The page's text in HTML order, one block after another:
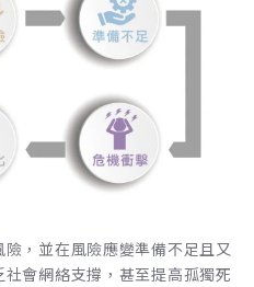
，並在風險應變準備不足且又
會網絡支撐，甚至提高孤獨死